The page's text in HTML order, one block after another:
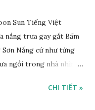
Sun Tiếng Việt
nắng trưa gay gắt Bấm
Nắng cứ như từng
ngồi trong nhà nhìn
CHI TIẾT »